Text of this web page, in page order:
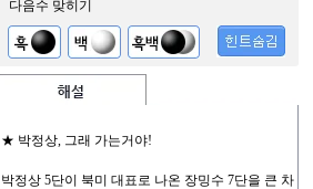
다음수 맞히기
★ 박정상, 그래 가는거야!
박정상 5단이 북미 대표로 나온 장밍수 7단을 큰 차